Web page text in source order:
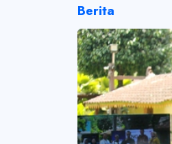
Berita